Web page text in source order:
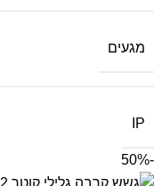
מגעים
IP
-50%